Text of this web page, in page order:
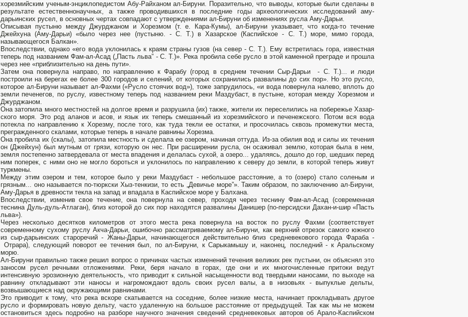
хорезмийским ученым-энциклопедистом Абу-Райханом ал-Бируни. Поразитель­но, что выводы, которые были сделаны в
результате естественнонауч­ных, а также проводившихся в последние годы археологических иссле­дований аму-
дарьинских русел, в основных чертах совпадают с утверж­дениями ал-Бируни об изменениях русла Аму-Дарьи.
Описывая пустыню между Джурджаном и Хорезмом (т. е. Кара-Кумы), ал-Бируни указы­вает, что когда-то течение
Джейхуна (Аму-Дарьи) «было через нее (пустыню. - С. Т.) в Хазарское (Каспийское - С. Т.) море, мимо горо­да,
называющегося Балкан».
Впоследствии, однако «его вода укло­нилась к краям страны гузов (на север - С. Т.). Ему встретилась гора, известная
теперь под названием Фам-ал-Асад („Пасть льва” - С. Т.)». Река пробила себе русло в этой каменной преграде и прошла
через нее «приблизительно на день пути».
Затем она повернула направо, по на­правлению к Фарабу (город в среднем течении Сыр-Дарьи - С. Т.)... и люди
построили на берегах ее более 300 городов и селений, от которых сохранились развалины до сих пор». Но это русло,
которое ал-Биру­ни называет ал-Фахми («Русло стоячих вод»), тоже запрудилось, «и во­да повернула налево, вплоть до
земли печенегов, по руслу, известному теперь под названием реки Маздубаст, в пустыне, которая между Хо­резмом и
Джурджаном.
Она затопила много местностей на долгое время и разрушила (их) также, жители их переселились на побережье Хазар­
ского моря. Это род аланов и асов, и язык их теперь смешанный из хорезмийского и печенежского. Потом вся вода
потекла по направлению к Хорезму, после того, как туда текли ее остатки, и просочилась сквозь промежутки места,
прегражденного скалами, которые теперь в начале равнины Хорезма.
Она пробила их (скалы), затопила местность и сдела­ла ее озером, начиная оттуда. Из-за обилия вод и силы их течения
он (Джейхун) был мутным от грязи, которую он нес. При расширении русла, он осаживал землю, которая была в нем,
земля постепенно за­твердевала от места впадения и делалась сухой, а озеро... удаляясь, до­шло до гор, шедших перед
ним поперек, с ними оно не могло бороться и уклонилось по направлению к северу до земли, в которой теперь живут
туркмены.
Между этим озером и тем, которое было у реки Маздубаст - небольшое расстояние, а то (озеро) стало соленым и
грязным... оно называется по-тюркски Хыз-тенкизи, то есть „Девичье море”». Таким образом, по заключению ал-Бируни,
Аму-Дарья в древности текла на запад и впадала в Каспийское море у Балхана.
Впоследствии, изменив свое течение, она повернула на север, проходя через теснину Фам-ал-Асад (современная
теснина Дуль-дуль-Атлаган), близ которой до сих пор находятся развалины Данишер (по-персидски Дахан-и-шир «Пасть
льва»).
Через несколько десятков километров от этого места река повернула на восток по руслу Фахми (соответствует
современному сухому руслу Акча-Дарьи, ошибочно рассматриваемому ал-Бируни, как верхний отрезок самого южного
из сыр-дарьинских староречий - Жаны-Дарьи, начинающегося действительно близ средневекового города Фараба -
Отрара), следующий поворот ее течения был, по ал-Бируни, к Сарыкамышу и, наконец, последний - к Аральскому
морю.
Ал-Бируни правильно также решил вопрос о причинах частых из­менений течения великих рек пустыни, он объяснял это
заносом русел речными отложениями. Реки, беря начало в горах, где они и их много­численные притоки ведут
интенсивную эрозионную деятельность, что приводит к сильной насыщенности вод твердыми наносами, по выходе на
равнину откладывают эти наносы и нагромождают вдоль своих ру­сел валы, а в низовьях - выпуклые дельты,
возвышающиеся над окру­жающими равнинами.
Это приводит к тому, что река вскоре скатывает­ся на соседние, более низкие места, начинает прокладывать другое
русло и формировать новую дельту, часто удаленную на большое расстояние от предыдущей. Так как мы не можем
остановиться здесь подробно на разборе на­учного значения сведений средневековых авторов об Арало-Каспийском